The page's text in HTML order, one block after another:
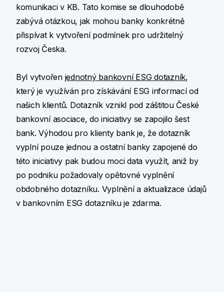
komunikaci v KB. Tato komise se dlouhodobě
zabývá otázkou, jak mohou banky konkrétně
přispívat k vytvoření podmínek pro udržitelný
rozvoj Česka.
Byl vytvořen jednotný bankovní ESG dotazník,
který je využíván pro získávání ESG informací od
našich klientů. Dotazník vznikl pod záštitou České
bankovní asociace, do iniciativy se zapojilo šest
bank. Výhodou pro klienty bank je, že dotazník
vyplní pouze jednou a ostatní banky zapojené do
této iniciativy pak budou moci data využít, aniž by
po podniku požadovaly opětovné vyplnění
obdobného dotazníku. Vyplnění a aktualizace údajů
v bankovním ESG dotazníku je zdarma.